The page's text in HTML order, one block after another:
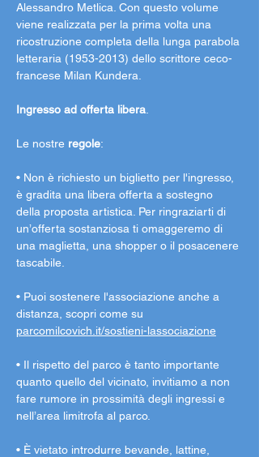
Alessandro Metlica. Con questo volume
viene realizzata per la prima volta una
ricostruzione completa della lunga parabola
letteraria (1953-2013) dello scrittore ceco-
francese Milan Kundera.
Ingresso ad offerta libera
Le nostre regole:
• Non è richiesto un biglietto per l'ingresso,
è gradita una libera offerta a sostegno
della proposta artistica. Per ringraziarti di
un’offerta sostanziosa ti omaggeremo di
una maglietta, una shopper o il posacenere
tascabile.
• Puoi sostenere l'associazione anche a
distanza, scopri come su
parcomilcovich.it/sostieni-lassociazione
• Il rispetto del parco è tanto importante
quanto quello del vicinato, invitiamo a non
fare rumore in prossimità degli ingressi e
nell’area limitrofa al parco.
• È vietato introdurre bevande, lattine,